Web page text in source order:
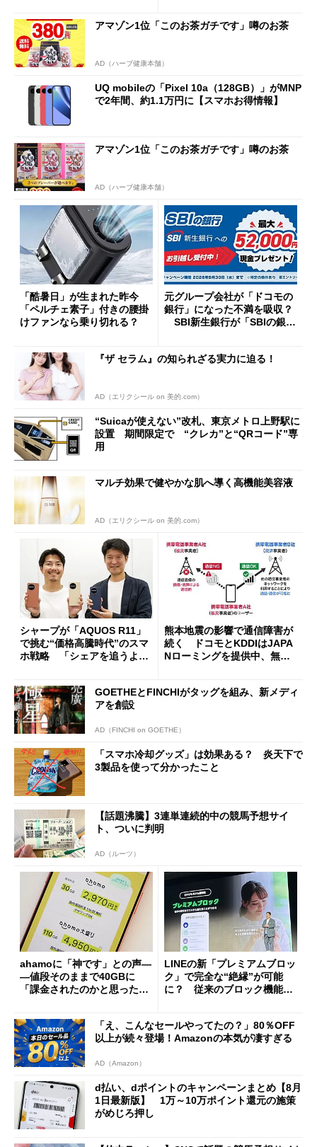
アマゾン1位「このお茶ガチです」噂のお茶
AD（ハーブ健康本舗）
UQ mobileの「Pixel 10a（128GB）」がMNP
で2年間、約1.1万円に【スマホお得情報】
アマゾン1位「このお茶ガチです」噂のお茶
AD（ハーブ健康本舗）
「酷暑日」が生まれた昨今
「ペルチェ素子」付きの腰掛
けファンなら乗り切れる？
元グループ会社が「ドコモの
銀行」になった不満を吸収？
SBI新生銀行が「SBIの銀
開催
『ザ セラム』の知られざる実力に迫る！
AD（エリクシール on 美的.com）
“Suicaが使えない”改札、東京メトロ上野駅に
設置 期間限定で “クレカ”と“QRコード”専
用
マルチ効果で健やかな肌へ導く高機能美容液
AD（エリクシール on 美的.com）
シャープが「AQUOS R11」
で挑む“価格高騰時代”のスマ
ホ戦略 「シェアを追うより
熊本地震の影響で通信障害が
続く ドコモとKDDIはJAPA
Nローミングを提供中、無料
GOETHEとFINCHIがタッグを組み、新メディ
アを創設
AD（FINCHI on GOETHE）
「スマホ冷却グッズ」は効果ある？ 炎天下で
3製品を使って分かったこと
【話題沸騰】3連単連続的中の競馬予想サイ
ト、ついに判明
AD（ルーツ）
ahamoに「神です」との声―
―値段そのままで40GBに
「課金されたのかと思った」
LINEの新「プレミアムブロッ
ク」で完全な“絶縁”が可能
に？ 従来のブロック機能と
「え、こんなセールやってたの？」80％OFF
以上が続々登場！Amazonの本気が凄すぎる
AD（Amazon）
d払い、dポイントのキャンペーンまとめ【8月
1日最新版】 1万～10万ポイント還元の施策
がめじろ押し